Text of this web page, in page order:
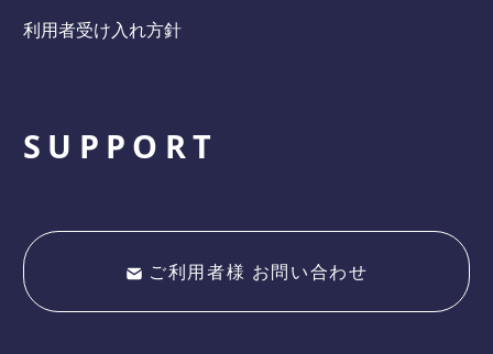
利用者受け入れ方針
SUPPORT
ご利用者様 お問い合わせ